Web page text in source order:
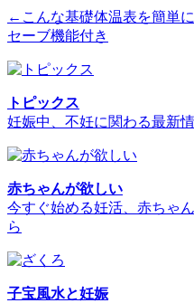
←こんな基礎体温表を簡単
セーブ機能付き
トピックス
妊娠中、不妊に関わる最新
赤ちゃんが欲しい
今すぐ始める妊活、赤ちゃ
ら
子宝風水と妊娠